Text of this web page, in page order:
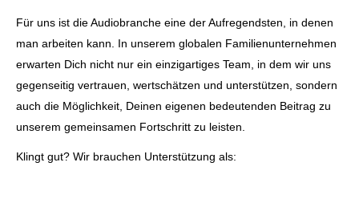
Für uns ist die Audiobranche eine der Aufregendsten, in denen
man arbeiten kann. In unserem globalen Familienunternehmen
erwarten Dich nicht nur ein einzigartiges Team, in dem wir uns
gegenseitig vertrauen, wertschätzen und unterstützen, sondern
auch die Möglichkeit, Deinen eigenen bedeutenden Beitrag zu
unserem gemeinsamen Fortschritt zu leisten.
Klingt gut? Wir brauchen Unterstützung als: